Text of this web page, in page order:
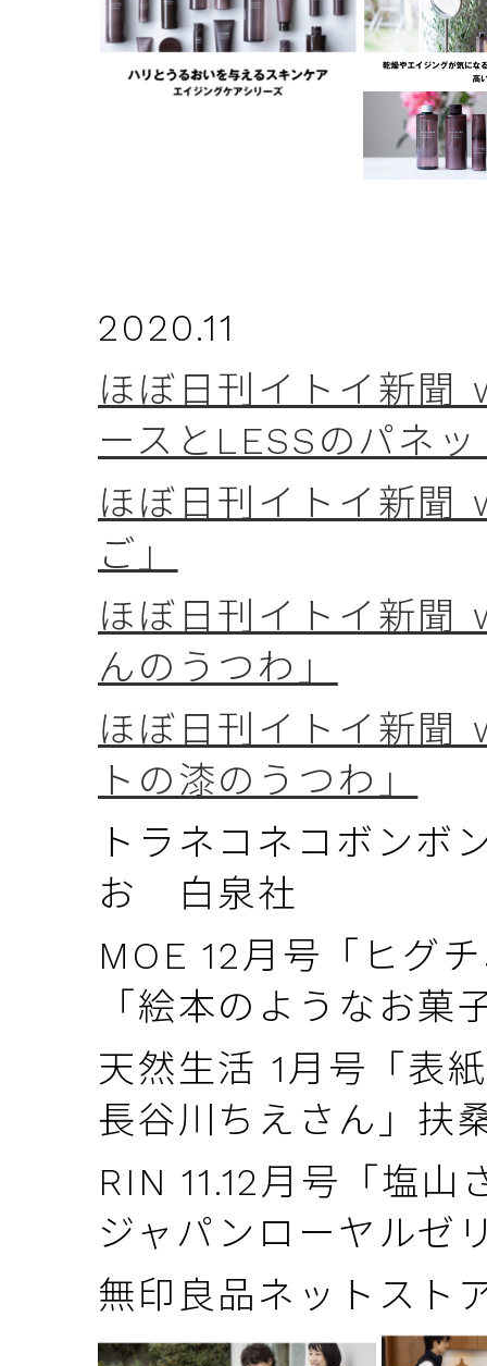
2020.11
ほぼ日刊イトイ新聞
ースとLESSのパネ
ほぼ日刊イトイ新聞
ご」
ほぼ日刊イトイ新聞
んのうつわ」
ほぼ日刊イトイ新聞
トの漆のうつわ」
トラネコネコボンボ
お 白泉社
MOE 12月号「ヒグ
「絵本のようなお
天然生活 1月号「表
長谷川ちえさん」扶
RIN 11.12月号「塩
ジャパンローヤルゼ
無印良品ネットスト